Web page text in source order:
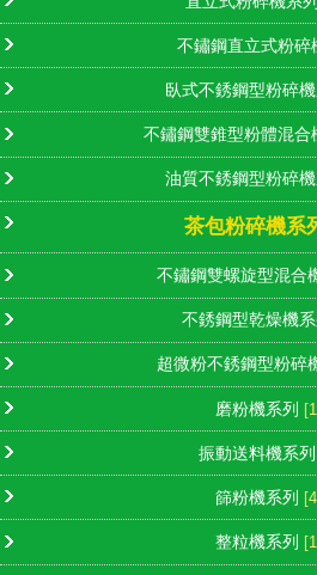
不鏽鋼直立式粉碎
臥式不銹鋼型粉碎機
不鏽鋼雙錐型粉體混合
油質不銹鋼型粉碎機
茶包粉碎機系
不鏽鋼雙螺旋型混合
不銹鋼型乾燥機系
超微粉不銹鋼型粉碎
磨粉機系列
振動送料機系列
篩粉機系列
整粒機系列